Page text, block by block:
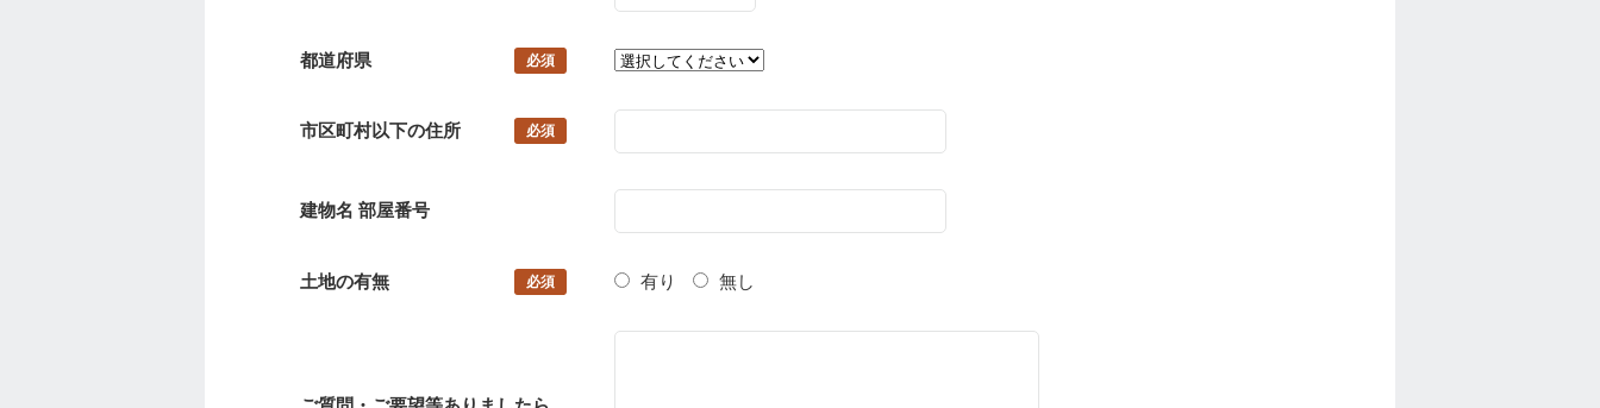
必須
都道府県
必須
市区町村以下の住所
建物名 部屋番号
必須
土地の有無 有り 無し